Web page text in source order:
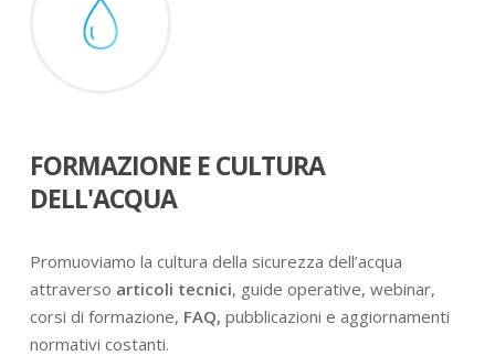
FORMAZIONE E CULTURA
DELL'ACQUA
Promuoviamo la cultura della sicurezza dell’acqua
attraverso articoli tecnici, guide operative, webinar,
corsi di formazione, FAQ, pubblicazioni e aggiornamenti
normativi costanti.